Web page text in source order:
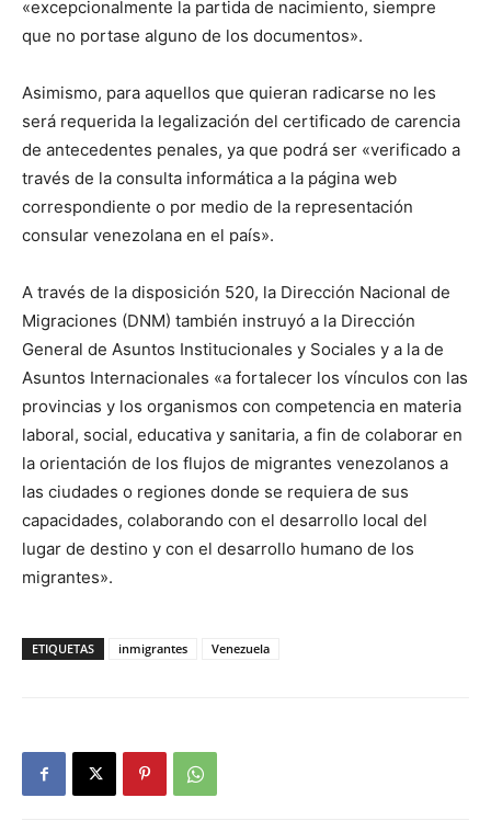
«excepcionalmente la partida de nacimiento, siempre
que no portase alguno de los documentos».
Asimismo, para aquellos que quieran radicarse no les
será requerida la legalización del certificado de carencia
de antecedentes penales, ya que podrá ser «verificado a
través de la consulta informática a la página web
correspondiente o por medio de la representación
consular venezolana en el país».
A través de la disposición 520, la Dirección Nacional de
Migraciones (DNM) también instruyó a la Dirección
General de Asuntos Institucionales y Sociales y a la de
Asuntos Internacionales «a fortalecer los vínculos con las
provincias y los organismos con competencia en materia
laboral, social, educativa y sanitaria, a fin de colaborar en
la orientación de los flujos de migrantes venezolanos a
las ciudades o regiones donde se requiera de sus
capacidades, colaborando con el desarrollo local del
lugar de destino y con el desarrollo humano de los
migrantes».
ETIQUETAS inmigrantes Venezuela